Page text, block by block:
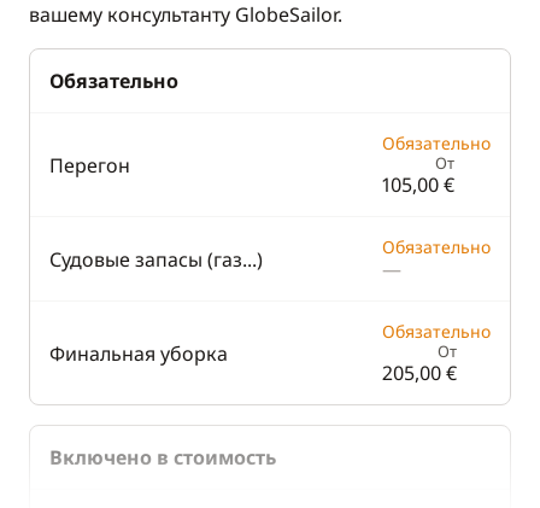
вашему консультанту GlobeSailor.
Обязательно
Перегон
Обязательно
От
105,00 €
Судовые запасы (газ...) Обязательно
—
Финальная уборка
Обязательно
От
205,00 €
Включено в стоимость